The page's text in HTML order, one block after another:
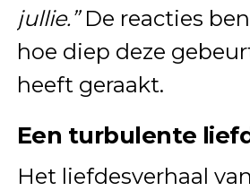
jullie.”De reacties
hoe diep deze
heeft geraakt.
Een turbulente
Het liefdesverhaal